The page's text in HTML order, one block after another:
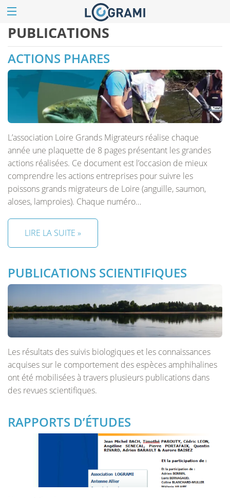
PUBLICATIONS
ACTIONS PHARES
L’association Loire Grands Migrateurs réalise chaque
année une plaquette de 8 pages présentant les grandes
actions réalisées. Ce document est l’occasion de mieux
comprendre les actions entreprises pour suivre les
poissons grands migrateurs de Loire (anguille, saumon,
aloses, lamproies). Chaque numéro…
LIRE LA SUITE »
PUBLICATIONS SCIENTIFIQUES
Les résultats des suivis biologiques et les connaissances
acquises sur le comportement des espèces amphihalines
ont été mobilisées à travers plusieurs publications dans
des revues scientifiques.
RAPPORTS D’ÉTUDES